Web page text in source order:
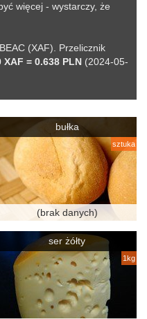
więcej - wystarczy, że
(XAF). Przelicznik
XAF = 0.638 PLN (2024-05-
bułka
sztuka
(brak danych)
ser żółty
1kg